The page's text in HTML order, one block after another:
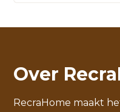
Over
RecraHome maakt